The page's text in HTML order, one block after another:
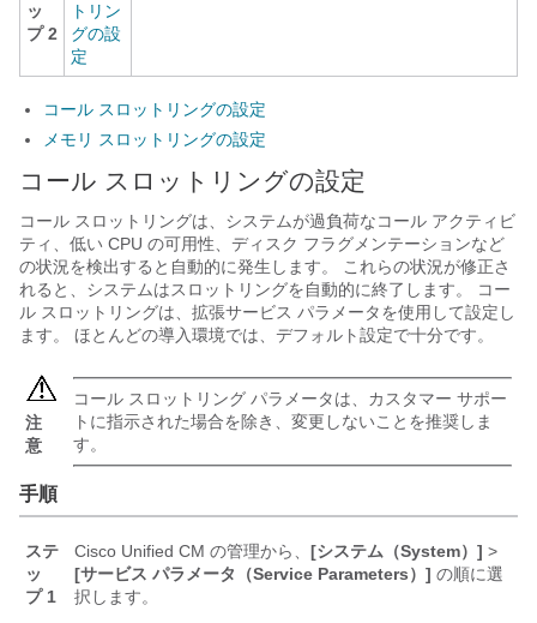
ッ
プ 2
トリン
グの設
定
コール スロットリングの設定
メモリ スロットリングの設定
コール スロットリングの設定
コール スロットリングは、システムが過負荷なコール アクティビ
ティ、低い CPU の可用性、ディスク フラグメンテーションなど
の状況を検出すると自動的に発生します。 これらの状況が修正さ
れると、システムはスロットリングを自動的に終了します。 コー
ル スロットリングは、拡張サービス パラメータを使用して設定し
ます。 ほとんどの導入環境では、デフォルト設定で十分です。
注
意
コール スロットリング パラメータは、カスタマー サポー
トに指示された場合を除き、変更しないことを推奨しま
す。
手順
ステ
ッ
プ 1
Cisco Unified CM の管理から、 [システム（System）] >
[サービス パラメータ（Service Parameters）] の順に選
択します。